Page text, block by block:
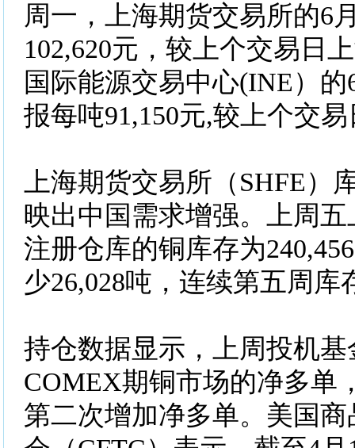
周一，上海期货交易所的6
102,620元，较上个交易日
国际能源交易中心(INE）
报每吨91,150元,较上个交
上海期货交易所（SHFE）
映出中国需求增强。上周
注册仓库的铜库存为
少26,028吨，连续第五周库
持仓数据显示，上周投机
COMEX期铜市场的净多单
第二次增加净多单。美国